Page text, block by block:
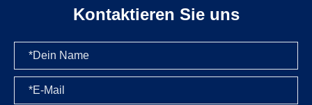
Kontaktieren Sie uns